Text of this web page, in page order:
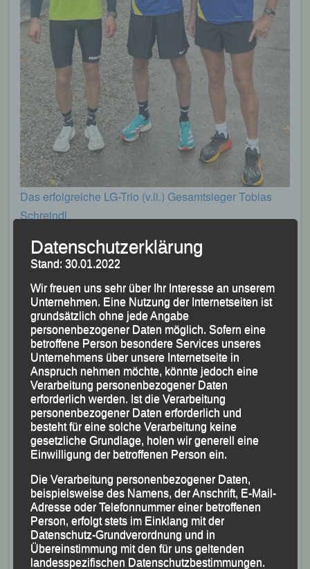
Das erfolgreiche LG-Trio (v.li.) Gesamtsieger Tobias
Schreindl,
schnellste 55jährige Manfred Ammerl
Foto: K.S.
Im abschließenden Männer-Lauf über vier Runden
bzw. 6,6 km bestimmte der mehrfache bayerische
Meister und ehemalige deutsche Marathonmeister
Tobias Schreindl vom Start weg das Tempo und
gewann nach 21:49 Minuten die Gesamtwertung und
zudem seine AK M 35. Michael Kirchberger, Anfang
Oktober niederbayerischer Straßenlaufmeister
geworden, holte sich nach 21:56 Minuten Platz Zwei
im Gesamtklassement, den Sieg in seiner AK M 40 und
Datenschutzerklärung
Stand: 30.01.2022
Wir freuen uns sehr über Ihr Interesse an unserem
Unternehmen. Eine Nutzung der Internetseiten ist
grundsätzlich ohne jede Angabe
personenbezogener Daten möglich. Sofern eine
betroffene Person besondere Services unseres
Unternehmens über unsere Internetseite in
Anspruch nehmen möchte, könnte jedoch eine
Verarbeitung personenbezogener Daten
erforderlich werden. Ist die Verarbeitung
personenbezogener Daten erforderlich und
besteht für eine solche Verarbeitung keine
gesetzliche Grundlage, holen wir generell eine
Einwilligung der betroffenen Person ein.
Die Verarbeitung personenbezogener Daten,
beispielsweise des Namens, der Anschrift, E-Mail-
Adresse oder Telefonnummer einer betroffenen
Person, erfolgt stets im Einklang mit der
Datenschutz-Grundverordnung und in
Übereinstimmung mit den für uns geltenden
landesspezifischen Datenschutzbestimmungen.